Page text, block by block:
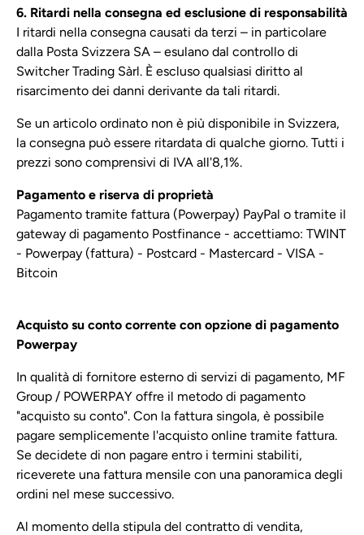
6. Ritardi nella consegna ed esclusione di responsabilità
I ritardi nella consegna causati da terzi – in particolare
dalla Posta Svizzera SA – esulano dal controllo di
Switcher Trading Sàrl. È escluso qualsiasi diritto al
risarcimento dei danni derivante da tali ritardi.
Se un articolo ordinato non è più disponibile in Svizzera,
la consegna può essere ritardata di qualche giorno. Tutti i
prezzi sono comprensivi di IVA all'8,1%.
Pagamento e riserva di proprietà
Pagamento tramite fattura (Powerpay) PayPal o tramite il
gateway di pagamento Postfinance - accettiamo: TWINT
- Powerpay (fattura) - Postcard - Mastercard - VISA -
Bitcoin
Acquisto su conto corrente con opzione di pagamento
Powerpay
In qualità di fornitore esterno di servizi di pagamento, MF
Group / POWERPAY offre il metodo di pagamento
"acquisto su conto". Con la fattura singola, è possibile
pagare semplicemente l'acquisto online tramite fattura.
Se decidete di non pagare entro i termini stabiliti,
riceverete una fattura mensile con una panoramica degli
ordini nel mese successivo.
Al momento della stipula del contratto di vendita,